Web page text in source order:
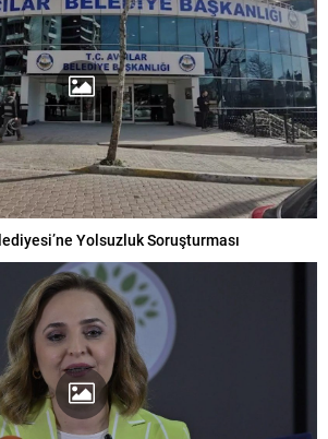
Yolsuzluk Soruşturması